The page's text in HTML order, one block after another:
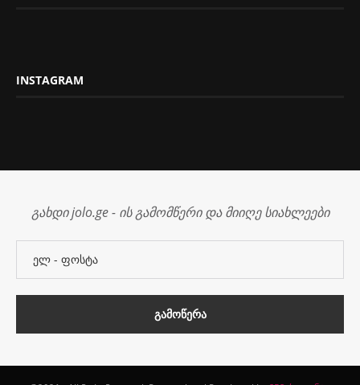
INSTAGRAM
გახდი jolo.ge - ის გამომწერი და მიიღე სიახლეები